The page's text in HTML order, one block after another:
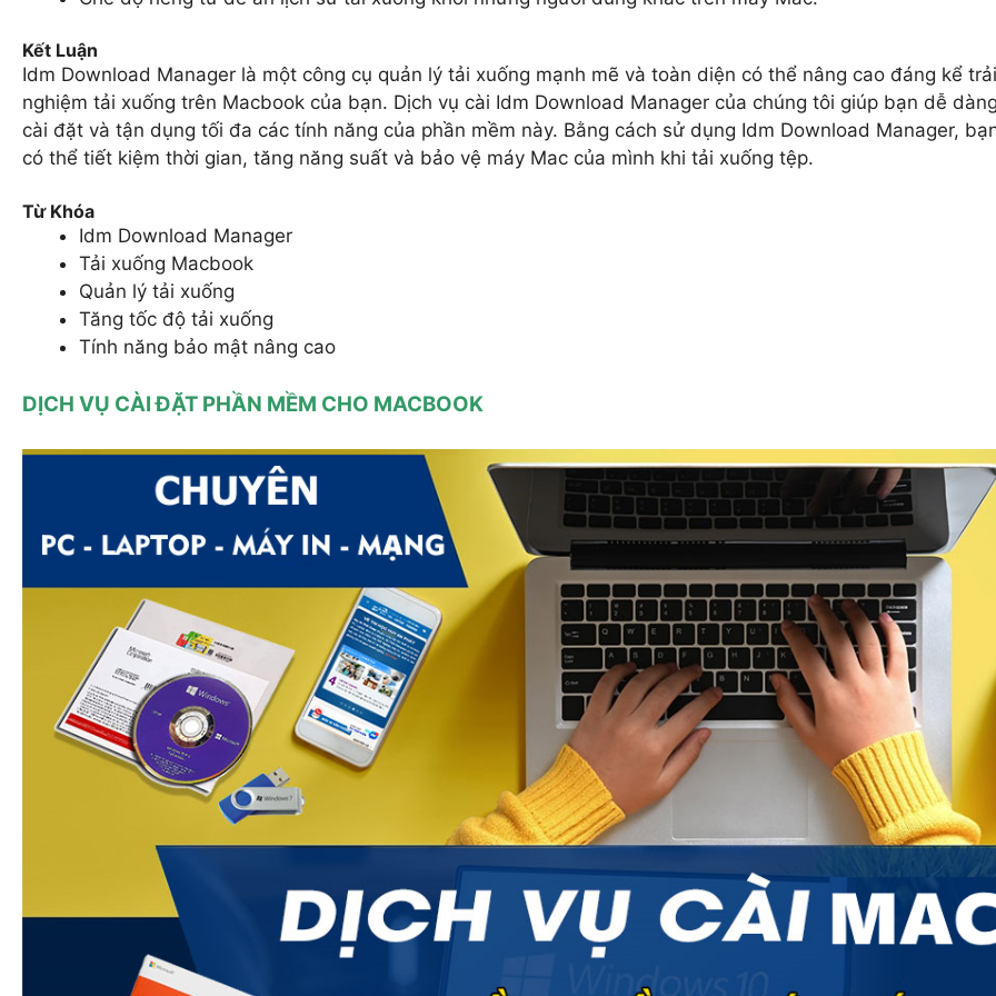
Kết Luận
Idm Download Manager là một công cụ quản lý tải xuống mạnh mẽ và toàn diện có thể nâng cao đáng kể trải
nghiệm tải xuống trên Macbook của bạn. Dịch vụ cài Idm Download Manager của chúng tôi giúp bạn dễ dàng
cài đặt và tận dụng tối đa các tính năng của phần mềm này. Bằng cách sử dụng Idm Download Manager,
có thể tiết kiệm thời gian, tăng năng suất và bảo vệ máy Mac của mình khi tải xuống tệp.
Từ Khóa
Idm Download Manager
Tải xuống Macbook
Quản lý tải xuống
Tăng tốc độ tải xuống
Tính năng bảo mật nâng cao
DỊCH VỤ CÀI ĐẶT PHẦN MỀM CHO MACBOOK